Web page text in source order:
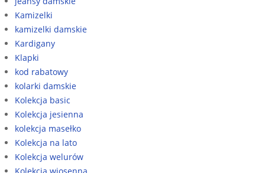
Kamizelki
kamizelki damskie
Kardigany
Klapki
kod rabatowy
kolarki damskie
Kolekcja basic
Kolekcja jesienna
kolekcja masełko
Kolekcja na lato
Kolekcja welurów